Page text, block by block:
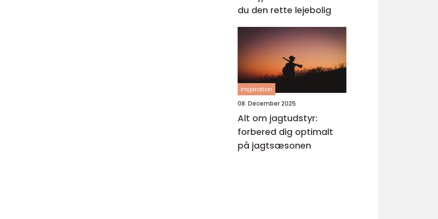
du den rette lejebolig
inspiration
08. December 2025
Alt om jagtudstyr:
forbered dig optimalt
på jagtsæsonen